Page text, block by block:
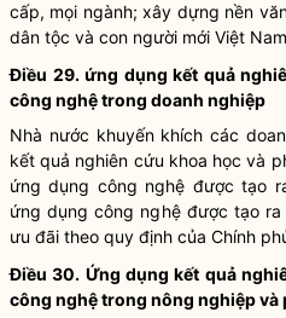
cấp, mọi ngành; xây dựng nền
dân tộc và con người mới Việt
Điều 29. ứng dụng kết quả
công nghệtrong doanh nghiệp
Nhà nước khuyến khích các
kết quả nghiên cứu khoa học và
ứng dụng công nghệ được tạo
ứng dụng công nghệ được tạo
ưu đãi theo quy định của Chính
Điều 30. Ứng dụng kết quả
công nghệtrong nông nghiệp và